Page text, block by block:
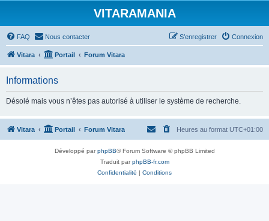
VITARAMANIA
FAQ Nous contacter Connexion
S’enregistrer
Vitara Portail Forum Vitara
Informations
Désolé mais vous n’êtes pas autorisé à utiliser le système de recherche.
Vitara Portail Forum Vitara Heures au format UTC+01:00
Développé parphpBB® Forum Software © phpBB Limited
Traduit parphpBB-fr.com
Confidentialité | Conditions